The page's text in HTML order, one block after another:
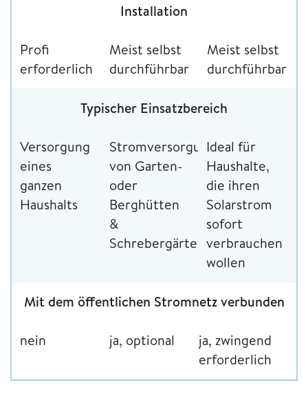
Installation
Profi
erforderlich
Meist selbst
durchführbar
Meist selbst
durchführbar
Typischer Einsatzbereich
Versorgung
eines
ganzen
Haushalts
Stromversorgung
von Garten-
oder
Berghütten
&
Schrebergärten
Ideal für
Haushalte,
die ihren
Solarstrom
sofort
verbrauchen
wollen
Mit dem öffentlichen Stromnetz verbunden
nein ja, optional
ja, zwingend
erforderlich